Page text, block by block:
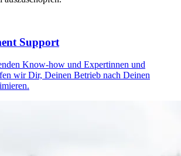
Support
Know-how und Expertinnen und
wir Dir, Deinen Betrieb nach Deinen